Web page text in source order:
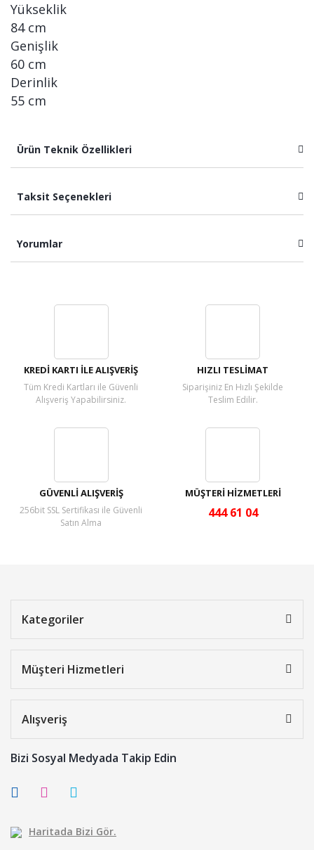
Yükseklik
84 cm
Genişlik
60 cm
Derinlik
55 cm
Ürün Teknik Özellikleri
Taksit Seçenekleri
Yorumlar
KREDİ KARTI İLE ALIŞVERİŞ
Tüm Kredi Kartları ile Güvenli
Alışveriş Yapabilirsiniz.
HIZLI TESLİMAT
Siparişiniz En Hızlı Şekilde
Teslim Edilir.
GÜVENLİ ALIŞVERİŞ
256bit SSL Sertifikası ile Güvenli
Satın Alma
MÜŞTERİ HİZMETLERİ
444 61 04
Kategoriler
Müşteri Hizmetleri
Alışveriş
Bizi Sosyal Medyada Takip Edin
Haritada Bizi Gör.